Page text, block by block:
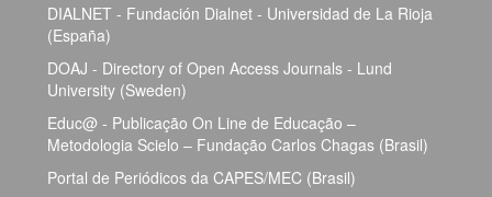
DIALNET - Fundación Dialnet - Universidad de La Rioja
(España)
DOAJ - Directory of Open Access Journals - Lund
University (Sweden)
Educ@ - Publicação On Line de Educação –
Metodologia Scielo – Fundação Carlos Chagas (Brasil)
Portal de Periódicos da CAPES/MEC (Brasil)